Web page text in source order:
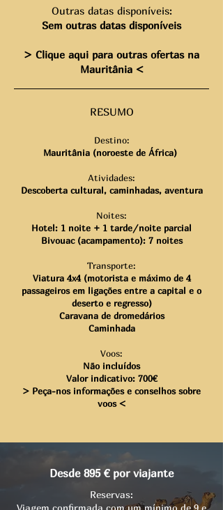
Outras datas disponíveis:
Sem outras datas disponíveis
> Clique aqui para outras ofertas na
Mauritânia <
RESUMO
Destino:
Mauritânia (noroeste de África)
Atividades:
Descoberta cultural, caminhadas, aventura
Noites:
Hotel: 1 noite + 1 tarde/noite parcial
Bivouac (acampamento): 7 noites
Transporte:
Viatura 4x4 (motorista e máximo de 4
passageiros em ligações entre a capital e o
deserto e regresso)
Caravana de dromedários
Caminhada
Voos:
Não incluídos
Valor indicativo: 700€
> Peça-nos informações e conselhos sobre
voos <
Desde 895 € por viajante
Reservas:
Viagem confirmada com um mínimo de 9 e